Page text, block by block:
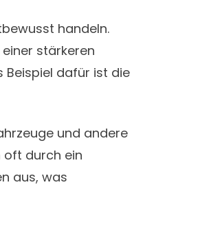
handeln.
stärkeren
Beispiel dafür ist die
und andere
oft durch ein
aus, was